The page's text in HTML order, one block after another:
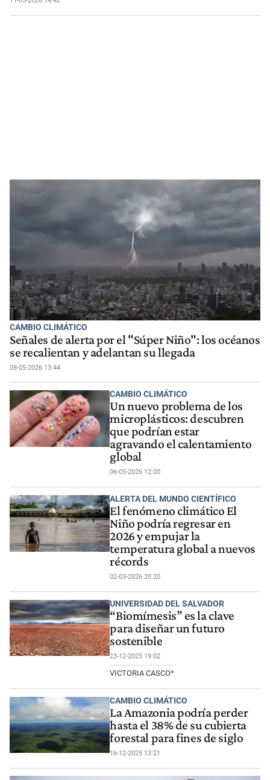
CAMBIO CLIMÁTICO
Señales de alerta por el "Súper Niño": los océanos
se recalientan y adelantan su llegada
08-05-2026 13:44
CAMBIO CLIMÁTICO
Un nuevo problema de los
microplásticos: descubren
que podrían estar
agravando el calentamiento
global
06-05-2026 12:00
ALERTA DEL MUNDO CIENTÍFICO
El fenómeno climático El
Niño podría regresar en
2026 y empujar la
temperatura global a nuevos
récords
02-03-2026 20:20
UNIVERSIDAD DEL SALVADOR
“Biomímesis” es la clave
para diseñar un futuro
sostenible
23-12-2025 19:02
VICTORIA CASCO*
CAMBIO CLIMÁTICO
La Amazonia podría perder
hasta el 38% de su cubierta
forestal para fines de siglo
16-12-2025 13:21